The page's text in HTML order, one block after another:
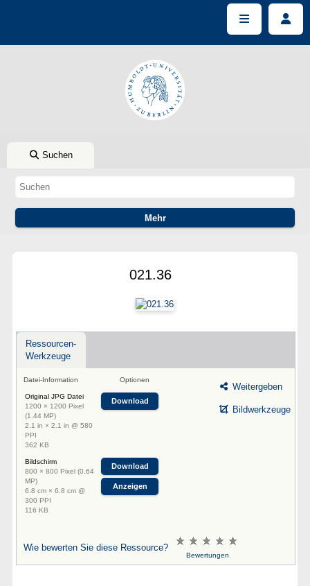
Suchen
021.36
Ressourcen-
Werkzeuge
Datei-Information Optionen
Original JPG Datei
1200 × 1200 Pixel
(1.44 MP)
2.1 in × 2.1 in @ 580
PPI
362 KB
Download
Bildschirm
800 × 800 Pixel (0.64
MP)
6.8 cm × 6.8 cm @
300 PPI
116 KB
Download
Anzeigen
Weitergeben
Bildwerkzeuge
Wie bewerten Sie diese Ressource?
Bewertungen